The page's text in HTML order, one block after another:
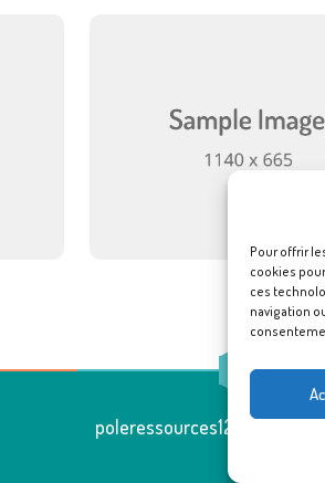
Pour offrir
cookies
ces
navigation